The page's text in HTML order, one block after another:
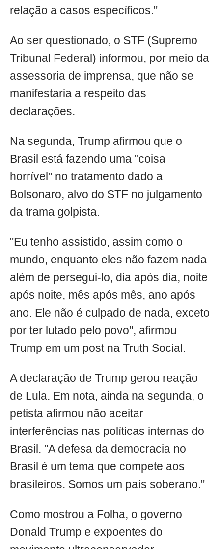
relação a casos específicos."
Ao ser questionado, o STF (Supremo
Tribunal Federal) informou, por meio da
assessoria de imprensa, que não se
manifestaria a respeito das
declarações.
Na segunda, Trump afirmou que o
Brasil está fazendo uma "coisa
horrível" no tratamento dado a
Bolsonaro, alvo do STF no julgamento
da trama golpista.
"Eu tenho assistido, assim como o
mundo, enquanto eles não fazem nada
além de persegui-lo, dia após dia, noite
após noite, mês após mês, ano após
ano. Ele não é culpado de nada, exceto
por ter lutado pelo povo", afirmou
Trump em um post na Truth Social.
A declaração de Trump gerou reação
de Lula. Em nota, ainda na segunda, o
petista afirmou não aceitar
interferências nas políticas internas do
Brasil. "A defesa da democracia no
Brasil é um tema que compete aos
brasileiros. Somos um país soberano."
Como mostrou a Folha, o governo
Donald Trump e expoentes do